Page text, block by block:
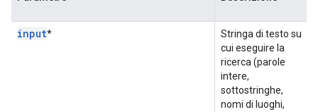
input*
Stringa di testo su
cui eseguire la
ricerca (parole
intere,
sottostringhe,
nomi di luoghi,